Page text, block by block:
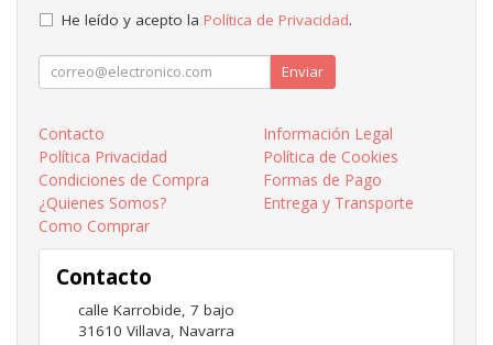
He leído y acepto la Política de Privacidad.
Enviar
Contacto
Información Legal
Política Privacidad
Política de Cookies
Condiciones de Compra
Formas de Pago
¿Quienes Somos?
Entrega y Transporte
Como Comprar
Contacto
calle Karrobide, 7 bajo
31610 Villava Navarra